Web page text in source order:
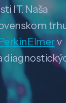
IT. Naša
v